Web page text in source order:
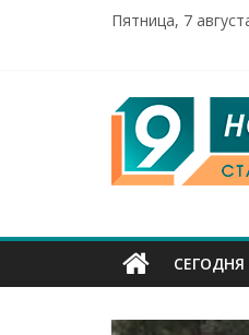
Пятница, 7
9
СЕГОДНЯ